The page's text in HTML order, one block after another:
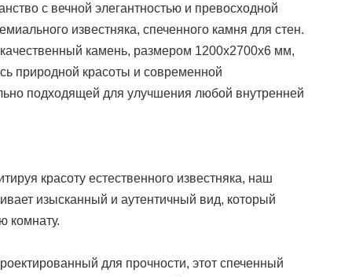
с вечной элегантностью и превосходной
известняка, спеченного камня для стен.
камень, размером 1200x2700x6 мм,
природной красоты и современной
подходящей для улучшения любой внутренней
красоту естественного известняка, наш
изысканный и аутентичный вид, который
комнату.
для прочности, этот спеченный